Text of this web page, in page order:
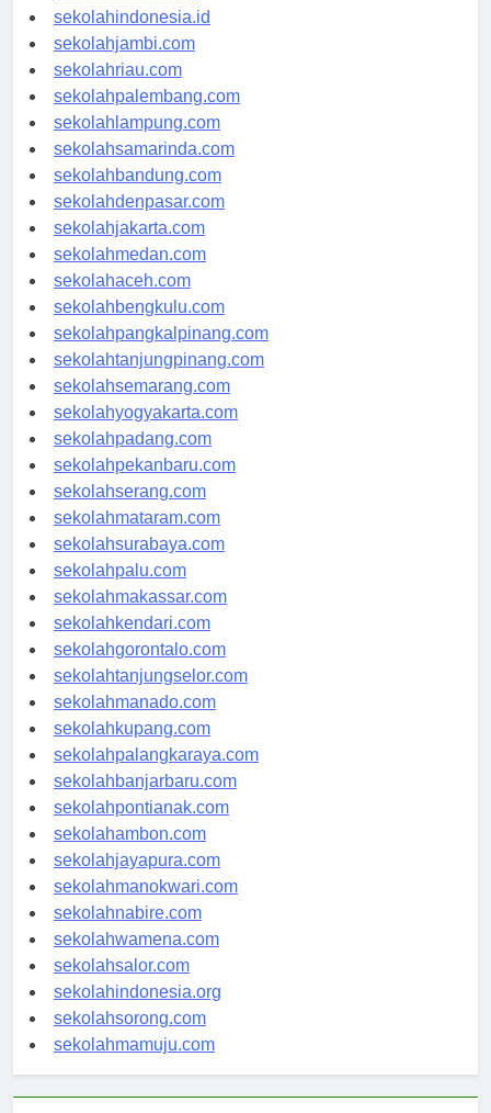
rsud-indonesia.org
sekolahindonesia.id
sekolahjambi.com
sekolahriau.com
sekolahpalembang.com
sekolahlampung.com
sekolahsamarinda.com
sekolahbandung.com
sekolahdenpasar.com
sekolahjakarta.com
sekolahmedan.com
sekolahaceh.com
sekolahbengkulu.com
sekolahpangkalpinang.com
sekolahtanjungpinang.com
sekolahsemarang.com
sekolahyogyakarta.com
sekolahpadang.com
sekolahpekanbaru.com
sekolahserang.com
sekolahmataram.com
sekolahsurabaya.com
sekolahpalu.com
sekolahmakassar.com
sekolahkendari.com
sekolahgorontalo.com
sekolahtanjungselor.com
sekolahmanado.com
sekolahkupang.com
sekolahpalangkaraya.com
sekolahbanjarbaru.com
sekolahpontianak.com
sekolahambon.com
sekolahjayapura.com
sekolahmanokwari.com
sekolahnabire.com
sekolahwamena.com
sekolahsalor.com
sekolahindonesia.org
sekolahsorong.com